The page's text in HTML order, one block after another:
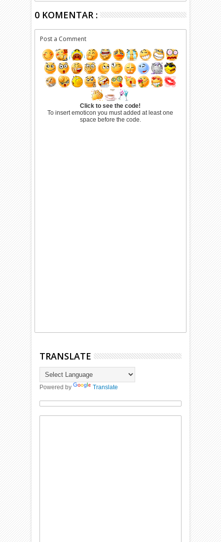
0 KOMENTAR :
Post a Comment
Click to see the code!
To insert emoticon you must added at least one
space before the code.
TRANSLATE
Powered by Translate